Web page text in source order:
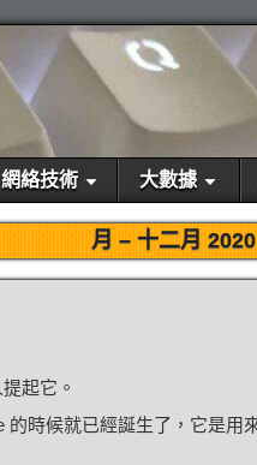
網絡技術 大數據
月 –十二月 2020
起它。
的時候就已經誕生了，它是